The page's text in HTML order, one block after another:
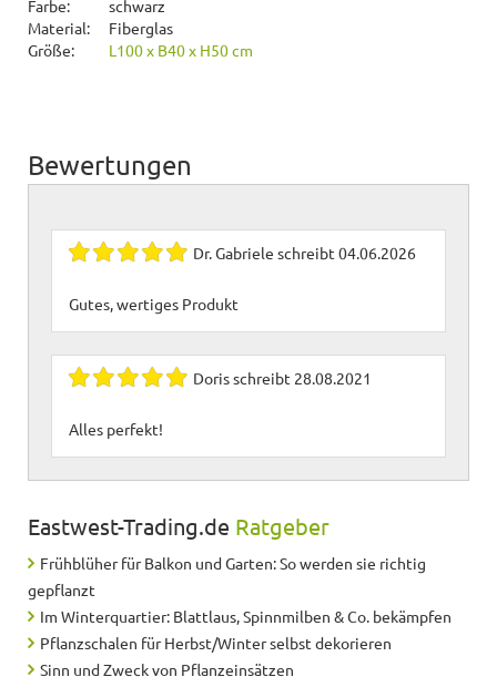
Farbe:
schwarz
Material:
Fiberglas
Größe:
L100 x B40 x H50 cm
Bewertungen
Dr. Gabriele schreibt 04.06.2026
Gutes, wertiges Produkt
Dorisschreibt 28.08.2021
Alles perfekt!
Eastwest-Trading.de Ratgeber
Frühblüher für Balkon und Garten: So werden sie richtig
gepflanzt
Im Winterquartier: Blattlaus, Spinnmilben & Co. bekämpfen
Pflanzschalen für Herbst/Winter selbst dekorieren
Sinn und Zweck von Pflanzeinsätzen